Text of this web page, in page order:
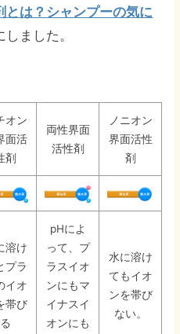
とは？シャンプーの気に
しました。
オン
面活
剤
両性界面
活性剤
ノニオン
界面活性
剤
溶け
プラ
イオ
帯び
る
pHによ
って、プ
ラスイオ
ンにもマ
イナスイ
オンにも
水に溶け
てもイオ
ンを帯び
ない。